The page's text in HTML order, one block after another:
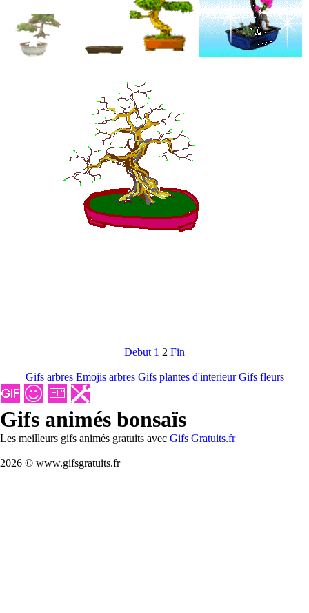
Debut 1 2 Fin
Gifs arbres Emojis arbres Gifs plantes d'interieur Gifs fleurs
Gifs animés bonsaïs
Les meilleurs gifs animés gratuits avec Gifs Gratuits.fr
2026 © www.gifsgratuits.fr